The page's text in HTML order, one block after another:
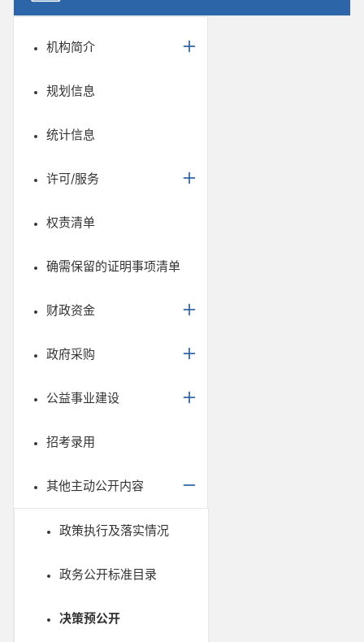
机构简介
规划信息
统计信息
许可/服务
权责清单
确需保留的证明事项清单
财政资金
政府采购
公益事业建设
招考录用
其他主动公开内容
政策执行及落实情况
政务公开标准目录
决策预公开